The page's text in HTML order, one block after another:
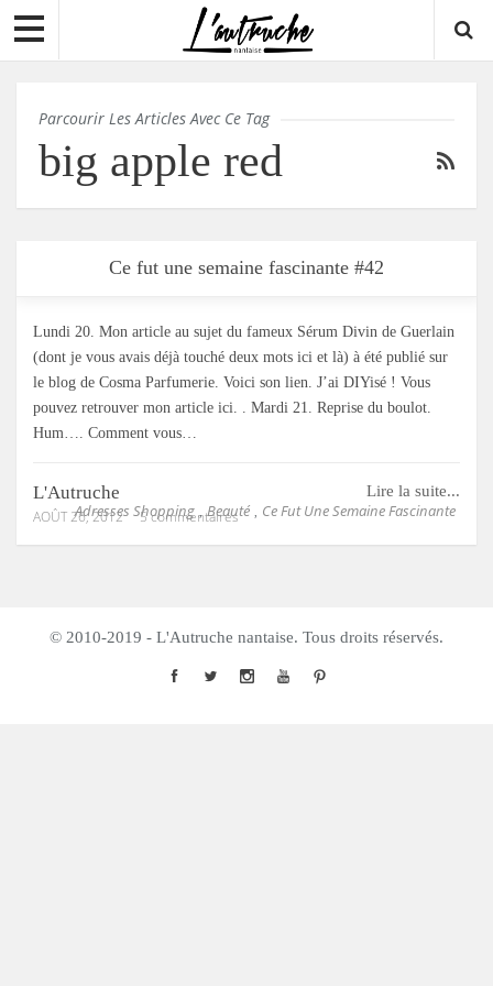
Parcourir Les Articles Avec Ce Tag
big apple red
Ce fut une semaine fascinante #42
Lundi 20. Mon article au sujet du fameux Sérum Divin de Guerlain
(dont je vous avais déjà touché deux mots ici et là) à été publié sur
le blog de Cosma Parfumerie. Voici son lien. J’ai DIYisé ! Vous
pouvez retrouver mon article ici. . Mardi 21. Reprise du boulot.
Hum…. Comment vous…
Lire la suite...
Adresses Shopping Beauté Ce Fut Une Semaine Fascinante
L'Autruche
AOÛT 26, 2012 5 commentaires
© 2010-2019 - L'Autruche nantaise. Tous droits réservés.